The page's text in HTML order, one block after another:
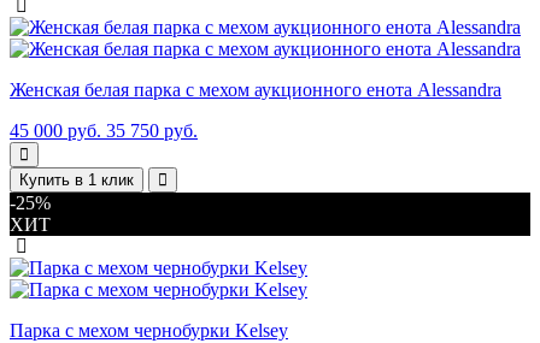
Женская белая парка с мехом аукционного енота Alessandra
45 000 руб. 35 750 руб.
Купить в 1 клик
-25%
ХИТ
Парка с мехом чернобурки Kelsey